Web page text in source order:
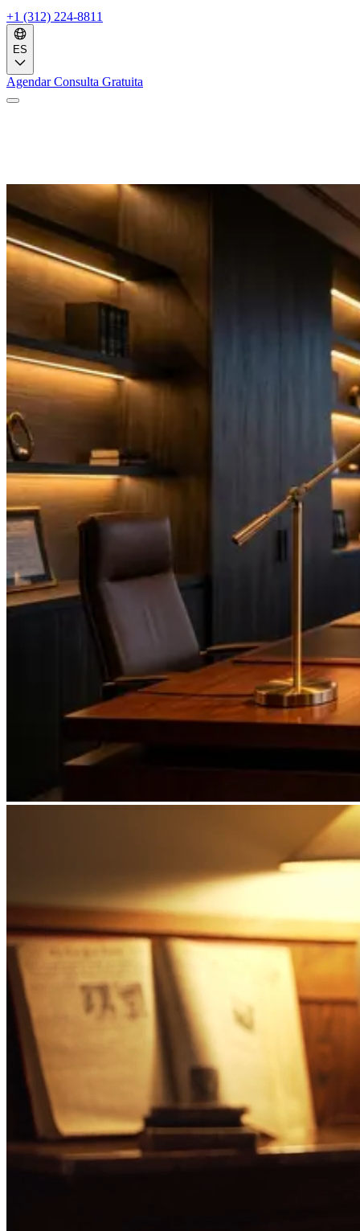
+1 (312) 224-8811
ES
Agendar Consulta Gratuita